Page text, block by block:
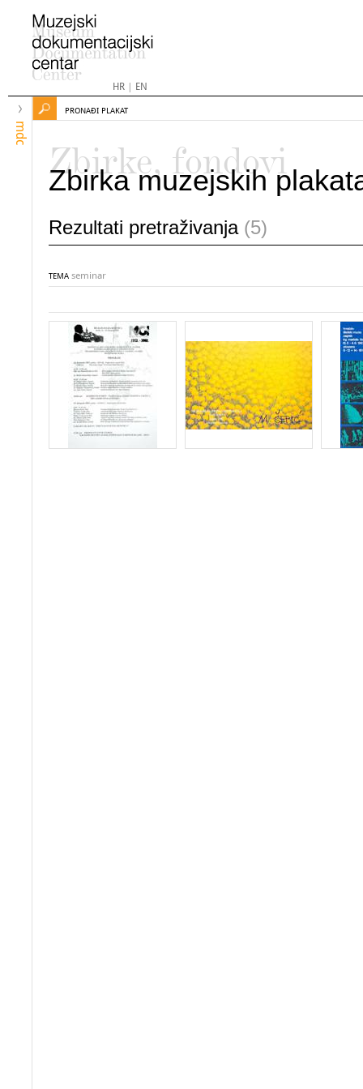
HR| EN
mdc
PRONAĐI PLAKAT
Zbirke, fondovi
Zbirka muzejskih
Rezultati pretraživanja (5)
TEMA seminar